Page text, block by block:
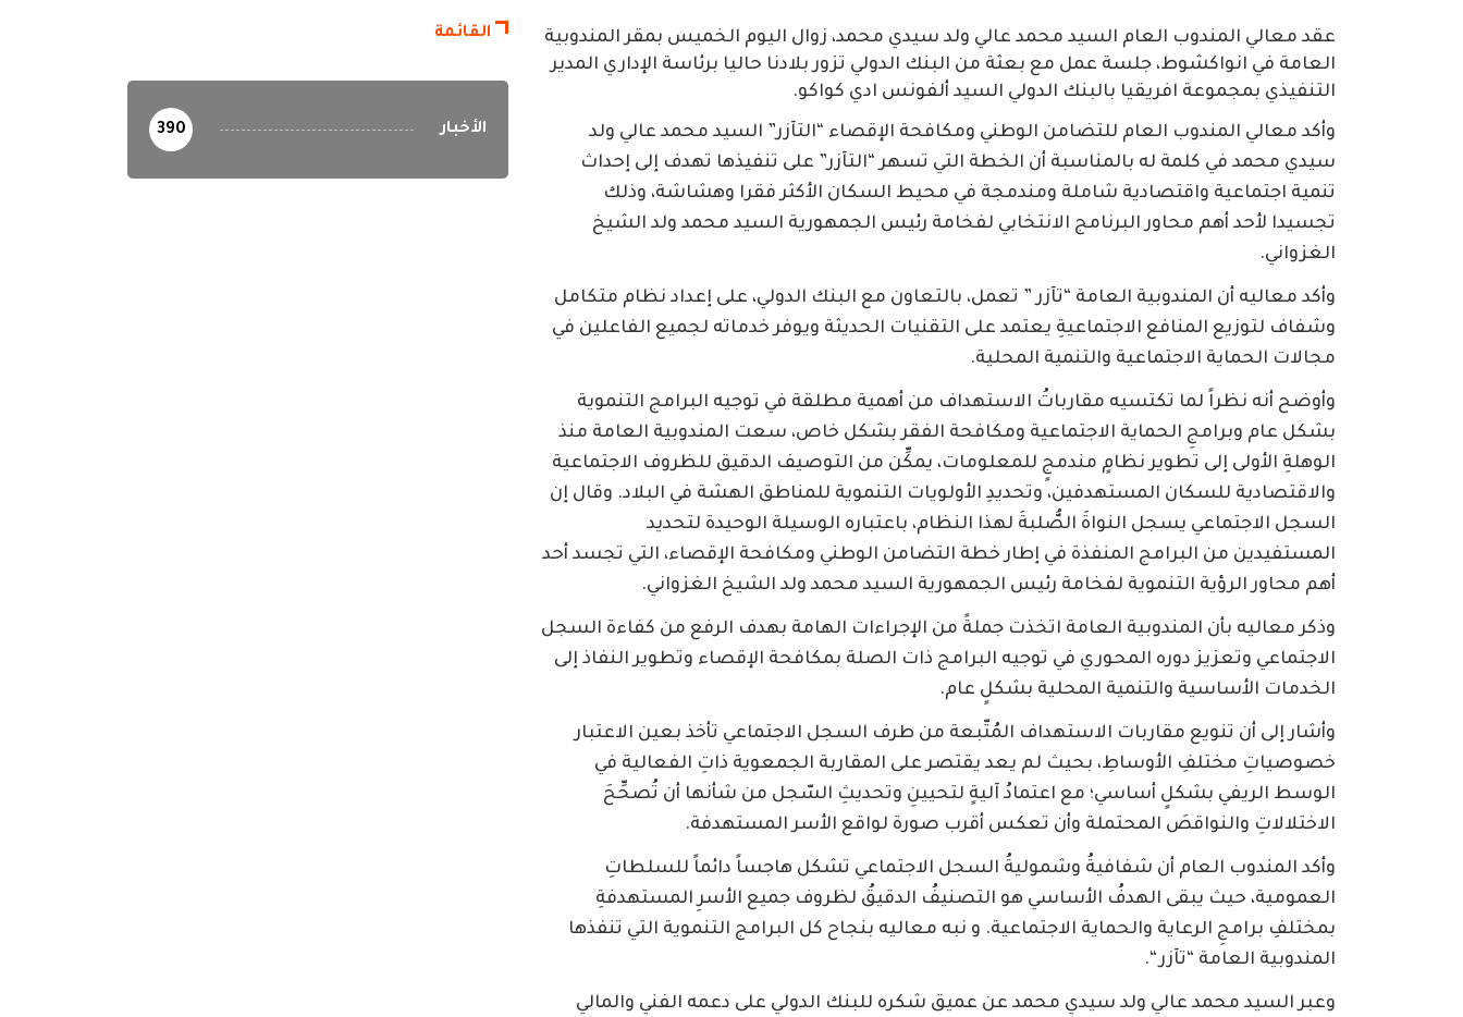
عقد معالي المندوب العام السيد محمد عالي ولد سيدي محمد، زوال اليوم الخميس بمقر المندوبية
العامة في انواكشوط، جلسة عمل مع بعثة من البنك الدولي تزور بلادنا حاليا برئاسة الإداري المدير
التنفيذي بمجموعة افريقيا بالبنك الدولي السيد ألفونس ادي كواكو.
وأكد معالي المندوب العام للتضامن الوطني ومكافحة الإقصاء “التآزر” السيد محمد عالي ولد
سيدي محمد في كلمة له بالمناسبة أن الخطة التي تسهر “التآزر” على تنفيذها تهدف إلى إحداث
تنمية اجتماعية واقتصادية شاملة ومندمجة في محيط السكان الأكثر فقرا وهشاشة، وذلك
تجسيدا لأحد أهم محاور البرنامج الانتخابي لفخامة رئيس الجمهورية السيد محمد ولد الشيخ
الغزواني.
وأكد معاليه أن المندوبية العامة “تآزر ” تعمل، بالتعاون مع البنك الدولي، على إعداد نظام متكامل
وشفاف لتوزيع المنافع الاجتماعيةِ يعتمد على التقنيات الحديثة ويوفر خدماته لجميع الفاعلين في
مجالات الحماية الاجتماعية والتنمية المحلية.
وأوضح أنه نظراً لما تكتسيه مقارباتُ الاستهداف من أهمية مطلقة في توجيه البرامج التنموية
بشكل عام وبرامجِ الحماية الاجتماعية ومكافحة الفقر بشكل خاص، سعت المندوبية العامة منذ
الوهلةِ الأولى إلى تطوير نظامٍ مندمجٍ للمعلومات، يمكِّن من التوصيف الدقيق للظروف الاجتماعية
والاقتصادية للسكان المستهدفين، وتحديدِ الأولويات التنموية للمناطق الهشة في البلاد. وقال إن
السجل الاجتماعي يسجل النواةَ الصُّلبةَ لهذا النظام، باعتباره الوسيلة الوحيدة لتحديد
المستفيدين من البرامج المنفذة في إطار خطة التضامن الوطني ومكافحة الإقصاء، التي تجسد أحد
أهم محاور الرؤية التنموية لفخامة رئيس الجمهورية السيد محمد ولد الشيخ الغزواني.
وذكر معاليه بأن المندوبية العامة اتخذت جملةً من الإجراءات الهامة بهدف الرفع من كفاءة السجل
الاجتماعي وتعزيز دوره المحوري في توجيه البرامج ذات الصلة بمكافحة الإقصاء وتطوير النفاذ إلى
الخدمات الأساسية والتنمية المحلية بشكلٍ عام.
‌وأشار إلى أن تنويع مقاربات الاستهداف المُتّبعة من طرف السجل الاجتماعي تأخذ بعين الاعتبار
خصوصياتِ مختلفِ الأوساطِ، بحيث لم يعد يقتصر على المقاربة الجمعوية ذاتِ الفعالية في
الوسط الريفي بشكلٍ أساسي؛ مع اعتمادُ آليةٍ لتحيينِ وتحديثِ السّجل من شأنها أن تُصحِّحَ
الاختلالاتِ والنواقصَ المحتملة وأن تعكس أقرب صورة لواقع الأسر المستهدفة.
وأكد المندوب العام أن شفافيةُ وشموليةُ السجل الاجتماعي تشكل هاجساً دائماً للسلطاتِ
العمومية، حيث يبقى الهدفُ الأساسي هو التصنيفُ الدقيقُ لظروف جميع الأسرِ المستهدفةِ
بمختلفِ برامجِ الرعاية والحماية الاجتماعية. و نبه معاليه بنجاح كل البرامج التنموية التي تنفذها
المندوبية العامة “تآزر “.
وعبر السيد محمد عالي ولد سيدي محمد عن عميق شكره للبنك الدولي على دعمه الفني والمالي
القائمة
الأخبار 390